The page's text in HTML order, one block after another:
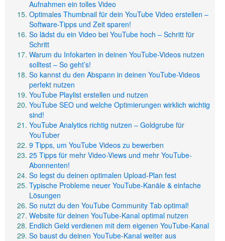
Aufnahmen ein tolles Video
Optimales Thumbnail für dein YouTube Video erstellen –
Software-Tipps und Zeit sparen!
So lädst du ein Video bei YouTube hoch – Schritt für
Schritt
Warum du Infokarten in deinen YouTube-Videos nutzen
solltest – So geht’s!
So kannst du den Abspann in deinen YouTube-Videos
perfekt nutzen
YouTube Playlist erstellen und nutzen
YouTube SEO und welche Optimierungen wirklich wichtig
sind!
YouTube Analytics richtig nutzen – Goldgrube für
YouTuber
9 Tipps, um YouTube Videos zu bewerben
25 Tipps für mehr Video-Views und mehr YouTube-
Abonnenten!
So legst du deinen optimalen Upload-Plan fest
Typische Probleme neuer YouTube-Kanäle & einfache
Lösungen
So nutzt du den YouTube Community Tab optimal!
Website für deinen YouTube-Kanal optimal nutzen
Endlich Geld verdienen mit dem eigenen YouTube-Kanal
So baust du deinen YouTube-Kanal weiter aus